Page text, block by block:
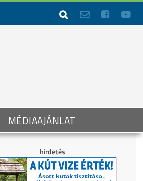
   
MÉDIAAJÁNLAT